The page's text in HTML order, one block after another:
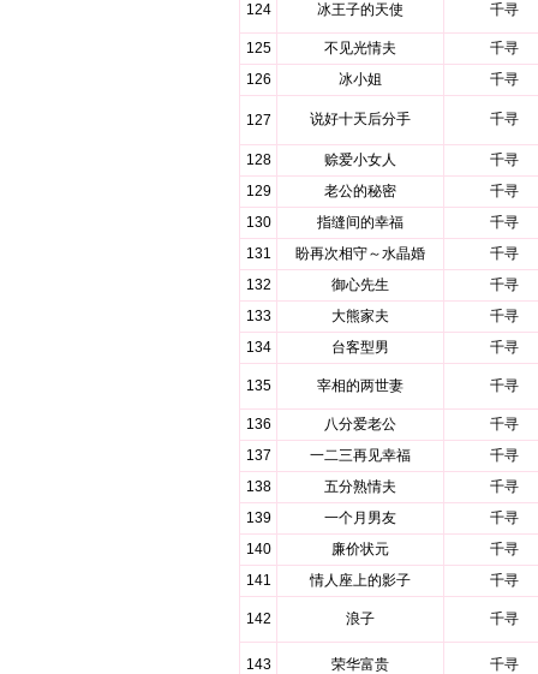
124 冰王子的天使 千寻
125 不见光情夫
千寻
126
冰小姐 千寻
127 说好十天后分手 千寻
128 赊爱小女人
千寻
129
老公的秘密
千寻
130
指缝间的幸福
千寻
131
盼再次相守～水晶婚
千寻
132
御心先生
千寻
133
大熊家夫
千寻
134
台客型男 千寻
135 宰相的两世妻 千寻
136 八分爱老公
千寻
137
一二三再见幸福
千寻
138
五分熟情夫
千寻
139
一个月男友
千寻
140
廉价状元
千寻
141
情人座上的影子 千寻
142 浪子 千寻
143 荣华富贵 千寻